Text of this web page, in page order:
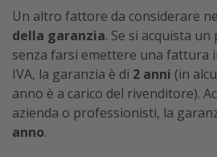
Un altro fattore da considerare
della garanzia. Se si acquista
senza farsi emettere una fattura
IVA, la garanzia è di 2 anni (in
anno è a carico del rivenditore).
azienda o professionisti, la
anno.